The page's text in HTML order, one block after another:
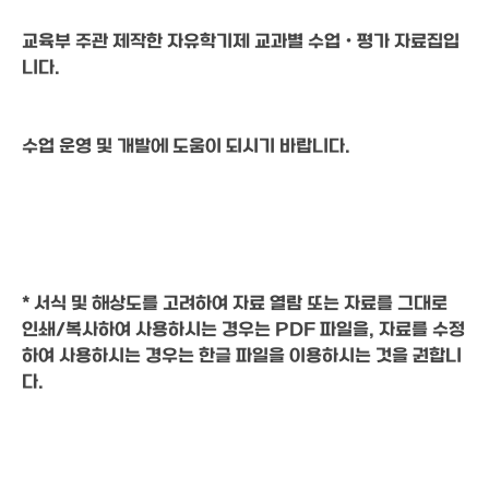
교육부 주관 제작한 자유학기제 교과별 수업ㆍ평가 자료집입
니다.
수업 운영 및 개발에 도움이 되시기 바랍니다.
* 서식 및 해상도를 고려하여 자료 열람 또는 자료를 그대로
인쇄/복사하여 사용하시는 경우는 PDF 파일을, 자료를 수정
하여 사용하시는 경우는 한글 파일을 이용하시는 것을 권합니
다.